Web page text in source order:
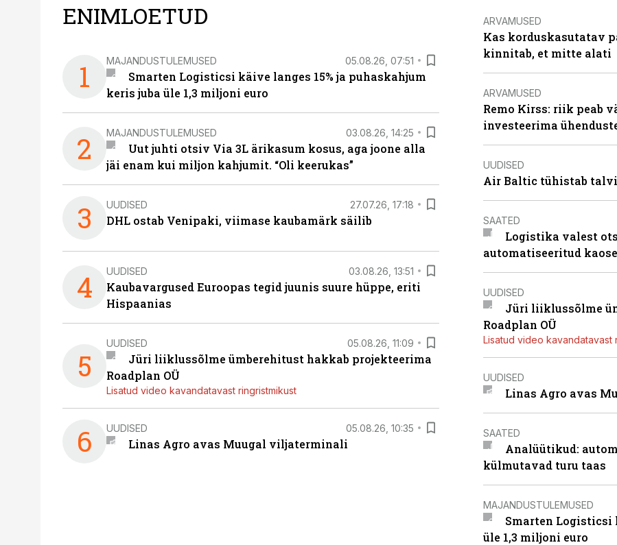
ENIMLOETUD
1 MAJANDUSTULEMUSED 05.08.26, 07:51
Smarten Logisticsi käive langes 15% ja puhaskahjum
keris juba üle 1,3 miljoni euro
2 MAJANDUSTULEMUSED 03.08.26, 14:25
Uut juhti otsiv Via 3L ärikasum kosus, aga joone alla
jäi enam kui miljon kahjumit. “Oli keerukas”
3 UUDISED 27.07.26, 17:18
DHL ostab Venipaki, viimase kaubamärk säilib
4 UUDISED 03.08.26, 13:51
Kaubavargused Euroopas tegid juunis suure hüppe, eriti
Hispaanias
5
UUDISED 05.08.26, 11:09
Jüri liiklussõlme ümberehitust hakkab projekteerima
Roadplan OÜ
Lisatud video kavandatavast ringristmikust
6 UUDISED 05.08.26, 10:35
Linas Agro avas Muugal viljaterminali
ARVAMUSED
Kas korduskasutatav
kinnitab, et mitte alati
ARVAMUSED
Remo Kirss: riik peab
investeerima
UUDISED
Air Baltic tühistab
SAATED
Logistika valest
automatiseeritud kaose
UUDISED
Jüri liiklussõlme
Roadplan OÜ
Lisatud video kavandatavast
UUDISED
Linas Agro avas
SAATED
Analüütikud:
külmutavad turu taas
MAJANDUSTULEMUSED
Smarten Logisticsi
üle 1,3 miljoni euro